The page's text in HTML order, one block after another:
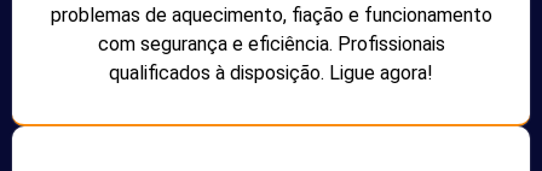
problemas de aquecimento, fiação e funcionamento
com segurança e eficiência. Profissionais
qualificados à disposição. Ligue agora!